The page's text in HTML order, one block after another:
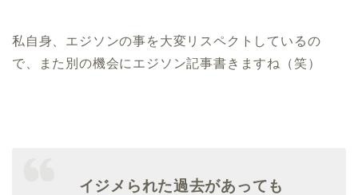
私自身、エジソンの事を大変リスペクトしているの
で、また別の機会にエジソン記事書きますね（笑）
イジメられた過去があっても